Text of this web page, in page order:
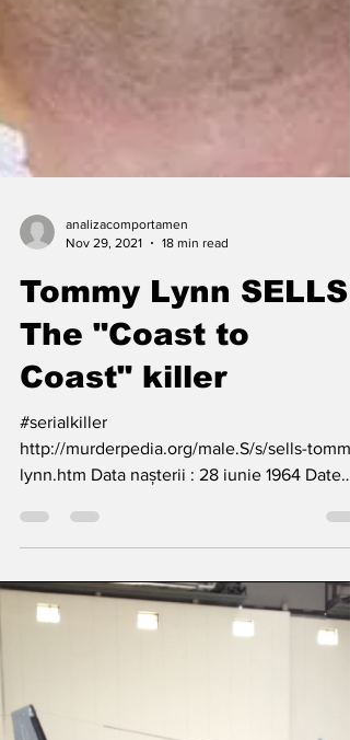
analizacomportamen
Nov 29, 2021
18 min read
Tommy Lynn SELLS
The "Coast to
Coast" killer
#serialkiller
http://murderpedia.org/male.S/s/sells-